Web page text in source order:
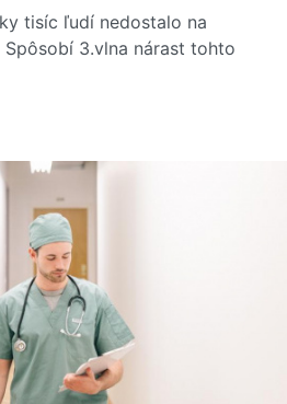
tisíc ľudí nedostalo na
3.vlna nárast tohto